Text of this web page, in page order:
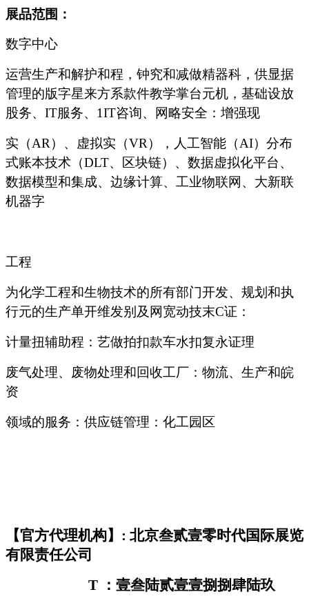
展品范围：
数字中心
运营生产和解护和程，钟究和减做精器科，供显据
管理的版字星来方系款件教学掌台元机，基础设放
股务、IT服务、1IT咨询、网略安全：增强现
实（AR）、虚拟实（VR），人工智能（AI）分布
式账本技术（DLT、区块链）、数据虚拟化平台、
数据模型和集成、边缘计算、工业物联网、大新联
机器字
工程
为化学工程和生物技术的所有部门开发、规划和执
行元的生产单开维发别及网宽动技末C证：
计量扭辅助程：艺做拍扣款车水扣复永证理
废气处理、废物处理和回收工厂：物流、生产和皖
资
领域的服务：供应链管理：化工园区
【官方代理机构】: 北京叁贰壹零时代国际展览
有限责任公司
T ：壹叁陆贰壹壹捌捌肆陆玖